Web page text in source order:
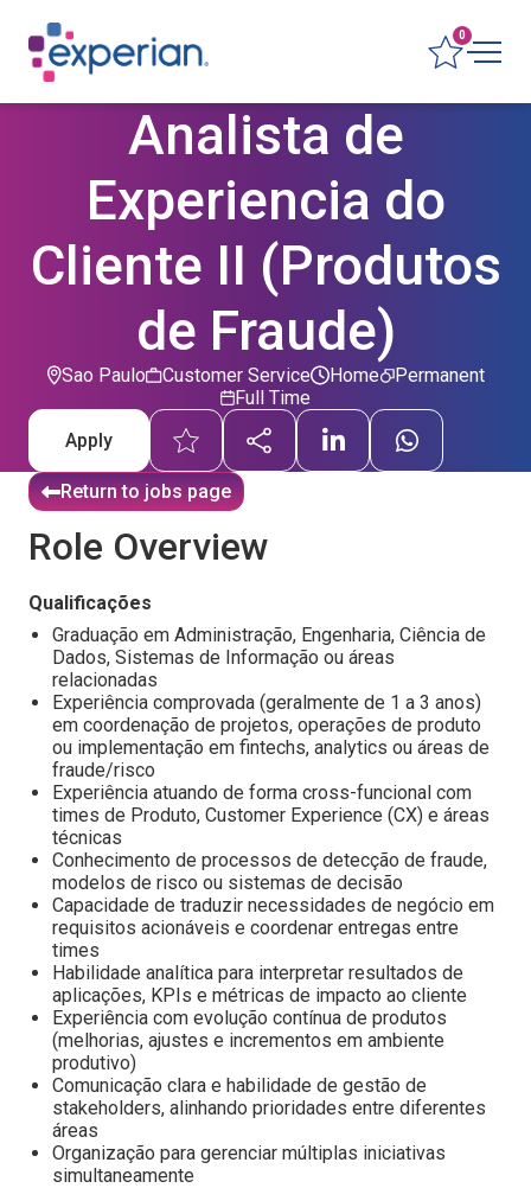
0
Analista de
Experiencia do
Cliente II (Produtos
de Fraude)
Sao Paulo Customer Service Permanent
Home
Full Time
Apply
Return to jobs page
Role Overview
Qualificações
Graduação em Administração, Engenharia, Ciência de
Dados, Sistemas de Informação ou áreas
relacionadas
Experiência comprovada (geralmente de 1 a 3 anos)
em coordenação de projetos, operações de produto
ou implementação em fintechs, analytics ou áreas de
fraude/risco
Experiência atuando de forma cross-funcional com
times de Produto, Customer Experience (CX) e áreas
técnicas
Conhecimento de processos de detecção de fraude,
modelos de risco ou sistemas de decisão
Capacidade de traduzir necessidades de negócio em
requisitos acionáveis e coordenar entregas entre
times
Habilidade analítica para interpretar resultados de
aplicações, KPIs e métricas de impacto ao cliente
Experiência com evolução contínua de produtos
(melhorias, ajustes e incrementos em ambiente
produtivo)
Comunicação clara e habilidade de gestão de
stakeholders, alinhando prioridades entre diferentes
áreas
Organização para gerenciar múltiplas iniciativas
simultaneamente